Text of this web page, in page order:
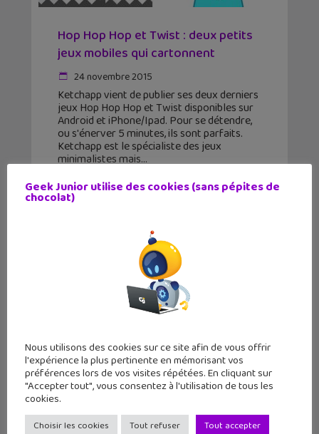
Hop Hop Hop et Twist : deux petits
jeux mobiles qui cartonnent
24 novembre 2015
Ketchapp vient de publier ses deux derniers
jeux Hop Hop Hop et Twist disponibles sur
Android et iPhone/Ipad. Pour se détendre,
ou s'énerver 5 minutes, ils sont parfaits.
Ketchapp est le spécialiste des jeux
minimalistes mais
Super Dangerous Dungeons : un
bon jeu au style rétro (iPhone/iPad)
Geek Junior utilise des cookies (sans pépites de
chocolat)
Nous utilisons des cookies sur ce site afin de vous offrir
l'expérience la plus pertinente en mémorisant vos
préférences lors de vos visites répétées. En cliquant sur
"Accepter tout", vous consentez à l'utilisation de tous les
cookies.
Choisir les cookies Tout refuser Tout accepter